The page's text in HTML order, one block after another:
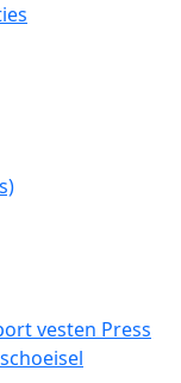
vesten Press